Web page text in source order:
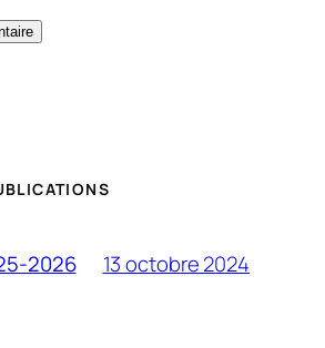
2026 13 octobre 2024